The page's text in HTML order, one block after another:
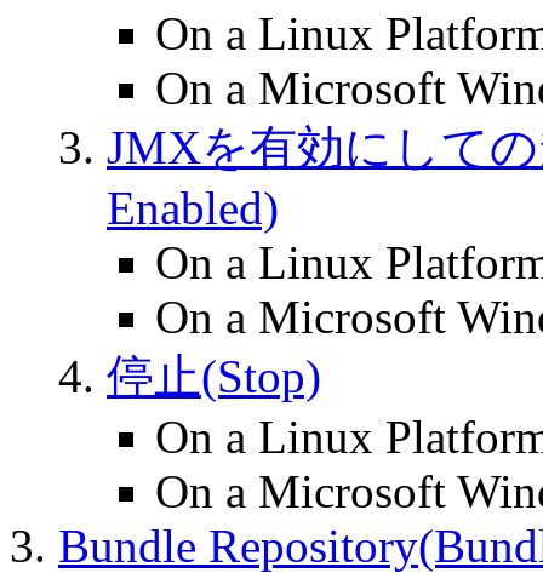
On a Linux
On a Microsoft
JMXを有効にしての
Enabled)
On a Linux
On a Microsoft
停止(Stop)
On a Linux
On a Microsoft
Bundle